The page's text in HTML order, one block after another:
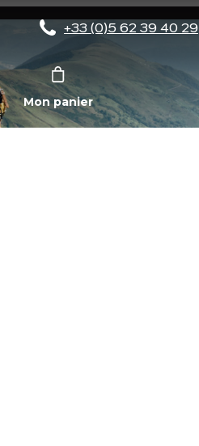
+33 (0)5 62 39 40 29
Mon panier